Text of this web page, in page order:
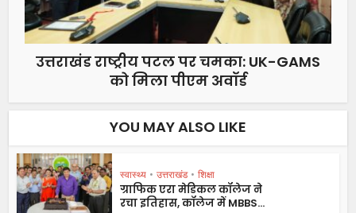
उत्तराखंड राष्ट्रीय पटल पर चमका: UK-GAMS
को मिला पीएम अवॉर्ड
YOU MAY ALSO LIKE
स्वास्थ्य • उत्तराखंड • शिक्षा
ग्राफिक एरा मेडिकल कॉलेज ने
रचा इतिहास, कॉलेज में MBBS...